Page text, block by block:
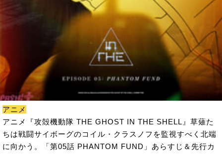
アニメ
アニメ『攻殻機動隊 THE GHOST IN THE SHELL』草薙た
ちは戦闘サイボーグのコイル・クラスノフを監視すべく北端
に向かう。「第05話 PHANTOM FUND」あらすじ＆先行カ